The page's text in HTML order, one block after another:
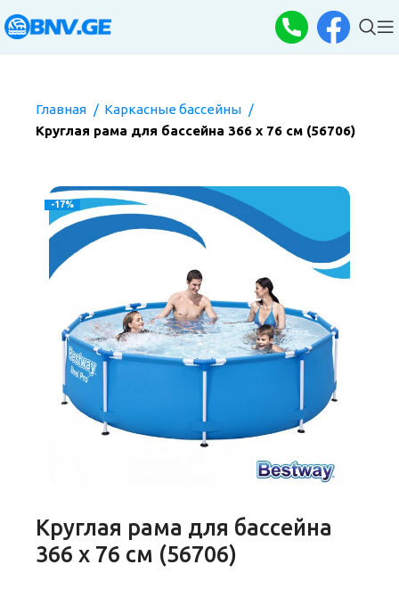
Главная
Каркасные бассейны
Круглая рама для бассейна 366 х 76 см (56706)
-17%
Круглая рама для бассейна
366 х 76 см (56706)